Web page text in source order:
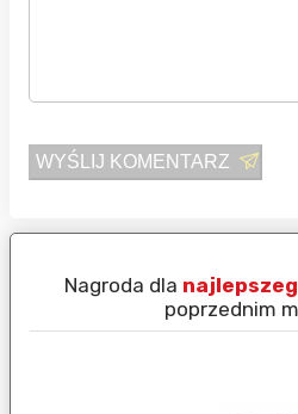
WYŚLIJ KOMENTARZ
Nagroda dla
poprzednim